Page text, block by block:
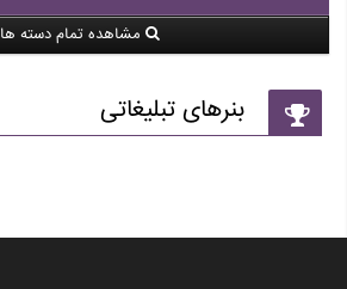
مشاهده تمام دسته ها
بنرهای تبلیغاتی